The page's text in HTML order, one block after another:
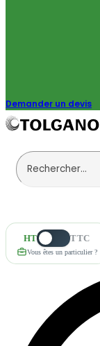
Demander un devis
HT TTC
Vous êtes un particulier ?